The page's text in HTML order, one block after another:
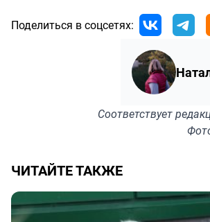
Поделиться в соцсетях:
Соответствует
ЧИТАЙТЕ ТАКЖЕ